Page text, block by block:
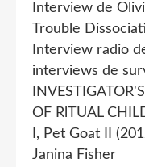
Interview de
Trouble
Interview radio
interviews de
OF RlTUAL
I, Pet Goat II
Janina Fisher